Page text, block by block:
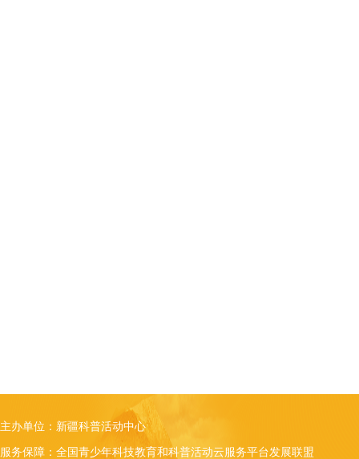
主办单位：新疆科普活动中心
服务保障：全国青少年科技教育和科普活动云服务平台发展联盟